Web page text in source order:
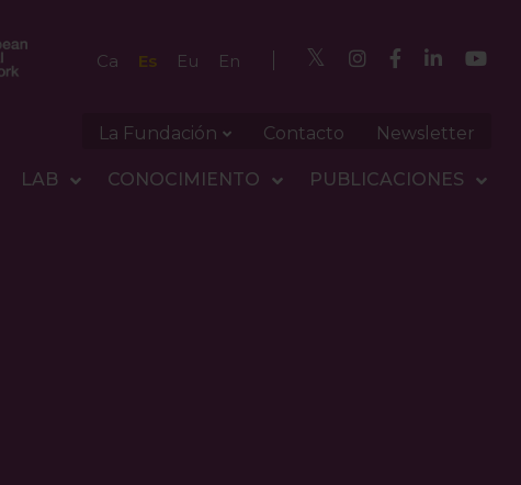
Ca Es Eu En
La Fundación Contacto Newsletter
LAB CONOCIMIENTO PUBLICACIONES